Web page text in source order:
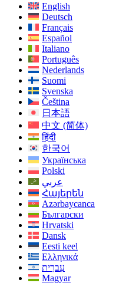
English
Deutsch
Français
Español
Italiano
Português
Nederlands
Suomi
Svenska
Čeština
日本語
中文 (简体)
हिंदी
한국어
Українська
Polski
عربي
Հայերեն
Azərbaycanca
Български
Hrvatski
Dansk
Eesti keel
Ελληνικά
עִברִית
Magyar